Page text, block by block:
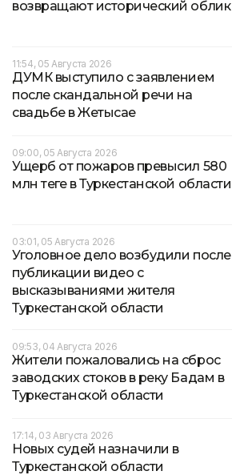
возвращают исторический облик
11:54, 05 Августа 2026
ДУМК выступило с заявлением
после скандальной речи на
свадьбе в Жетысае
09:00, 05 Августа 2026
Ущерб от пожаров превысил 580
млн теңге в Туркестанской области
03:01, 05 Августа 2026
Уголовное дело возбудили после
публикации видео с
высказываниями жителя
Туркестанской области
09:53, 04 Августа 2026
Жители пожаловались на сброс
заводских стоков в реку Бадам в
Туркестанской области
17:14, 03 Августа 2026
Новых судей назначили в
Туркестанской области